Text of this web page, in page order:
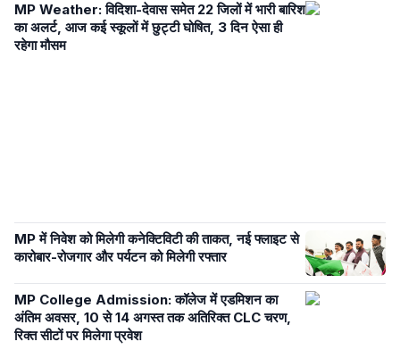
MP Weather: विदिशा-देवास समेत 22 जिलों में भारी बारिश
का अलर्ट, आज कई स्कूलों में छुट्टी घोषित, 3 दिन ऐसा ही
रहेगा मौसम
MP में निवेश को मिलेगी कनेक्टिविटी की ताकत, नई फ्लाइट से
कारोबार-रोजगार और पर्यटन को मिलेगी रफ्तार
MP College Admission: कॉलेज में एडमिशन का
अंतिम अवसर, 10 से 14 अगस्त तक अतिरिक्त CLC चरण,
रिक्त सीटों पर मिलेगा प्रवेश